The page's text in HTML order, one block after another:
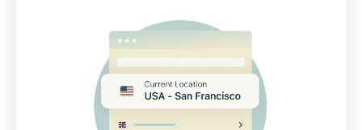
ExpressVPN za video igre: Isprobajte ga besplatno